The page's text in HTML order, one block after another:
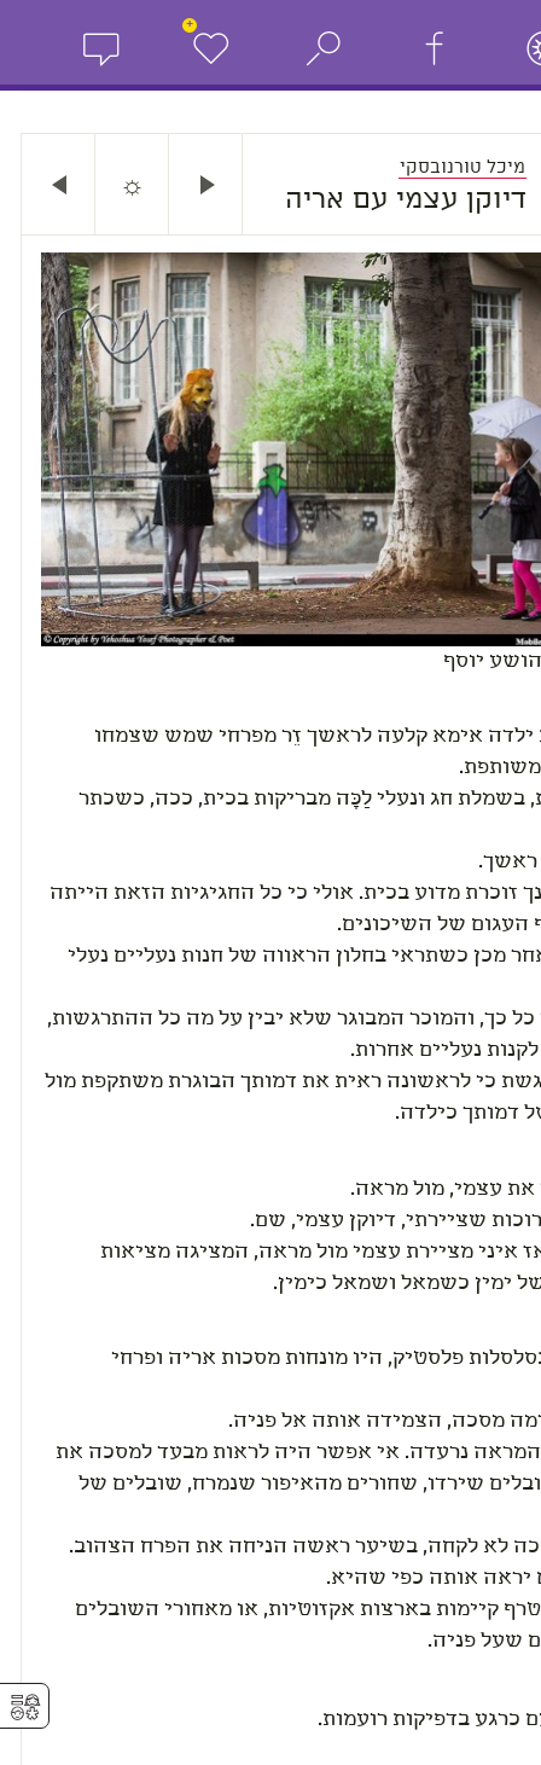
+
מיכל טורנובסקי
דיוקן עצמי עם אריה ☼
יוסף
ילדה אימא קלעה לראשך זֵר מפרחי שמש שצמחו
בשמלת חג ונעלי לַכָּה מבריקות בכית, ככה, כשכתר
ראשך.
זוכרת מדוע בכית. אולי כי כל החגיגיות הזאת הייתה
העגום של השיכונים.
מכן כשתראי בחלון הראווה של חנות נעליים נעלי
כך, והמוכר המבוגר שלא יבין על מה כל ההתרגשות,
נעליים אחרות.
כי לראשונה ראית את דמותך הבוגרת משתקפת מול
דמותך כילדה.
עצמי, מול מראה.
שציירתי, דיוקן עצמי, שם.
איני מציירת עצמי מול מראה, המציגה מציאות
ימין כשמאל ושמאל כימין.
פלסטיק, היו מונחות מסכות אריה ופרחי
מסכה, הצמידה אותה אל פניה.
נרעדה. אי אפשר היה לראות מבעד למסכה את
שירדו, שחורים מהאיפור שנמרח, שובלים של
לא לקחה, בשיער ראשה הניחה את הפרח הצהוב.
יראה אותה כפי שהיא.
טרף קיימות בארצות אקזוטיות, או מאחורי השובלים
שעל פניה.
כרגע בדפיקות רועמות. ⚥︎